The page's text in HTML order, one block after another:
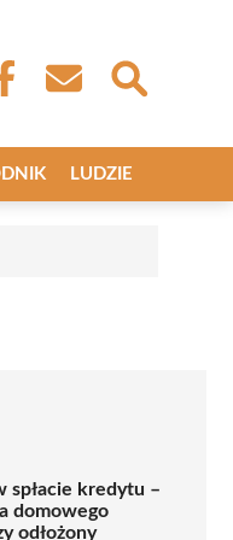
LUDZIE
spłacie kredytu –
domowego
odłożony